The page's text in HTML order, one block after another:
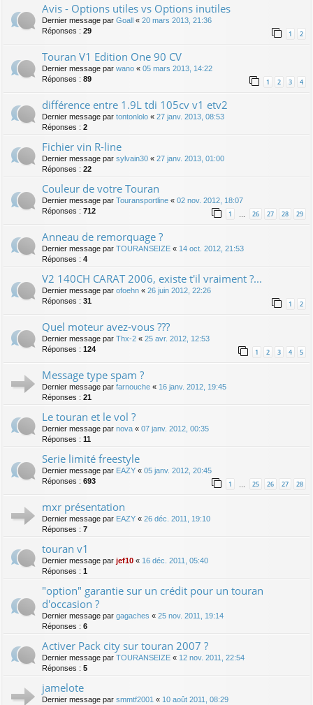
Avis - Options utiles vs Options inutiles
Dernier message par Goall « 20 mars 2013, 21:36
Réponses : 29 1 2
Touran V1 Edition One 90 CV
Dernier message par wano « 05 mars 2013, 14:22
Réponses : 89 1 2 3 4
différence entre 1.9L tdi 105cv v1 etv2
Dernier message par tontonlolo « 27 janv. 2013, 08:53
Réponses : 2
Fichier vin R-line
Dernier message par sylvain30 « 27 janv. 2013, 01:00
Réponses : 22
Couleur de votre Touran
Dernier message par Touransportline « 02 nov. 2012, 18:07
Réponses : 712 1 26 27 28 29
Anneau de remorquage ?
Dernier message par TOURANSEIZE « 14 oct. 2012, 21:53
Réponses : 4
V2 140CH CARAT 2006, existe t'il vraiment ?...
Dernier message par ofoehn « 26 juin 2012, 22:26
Réponses : 31 1 2
Quel moteur avez-vous ???
Dernier message par Thx-2 « 25 avr. 2012, 12:53
Réponses : 124 1 2 3 4 5
Message type spam ?
Dernier message par farnouche « 16 janv. 2012, 19:45
Réponses : 21
Le touran et le vol ?
Dernier message par nova « 07 janv. 2012, 00:35
Réponses : 11
Serie limité freestyle
Dernier message par EAZY « 05 janv. 2012, 20:45
Réponses : 693 1 … 25 26 27 28
mxr présentation
Dernier message par EAZY « 26 déc. 2011, 19:10
Réponses : 7
touran v1
Dernier message par jef10 « 16 déc. 2011, 05:40
Réponses : 1
"option" garantie sur un crédit pour un touran
d'occasion ?
Dernier message par gagaches « 25 nov. 2011, 19:14
Réponses : 6
Activer Pack city sur touran 2007 ?
Dernier message par TOURANSEIZE « 12 nov. 2011, 22:54
Réponses : 5
jamelote
Dernier message par smmtf2001 « 10 août 2011, 08:29